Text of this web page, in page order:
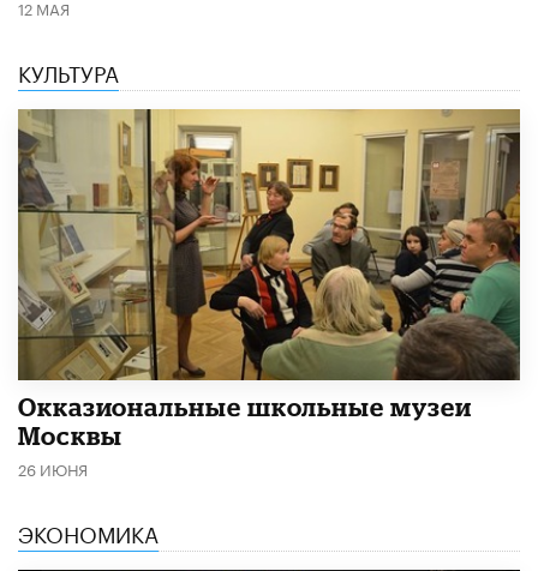
12 МАЯ
КУЛЬТУРА
​Окказиональные школьные музеи
Москвы
26 ИЮНЯ
ЭКОНОМИКА